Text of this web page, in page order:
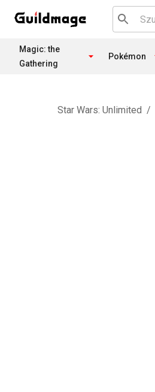
Magic: the
Gathering
Pokémon
Star Wars: Unlimited /